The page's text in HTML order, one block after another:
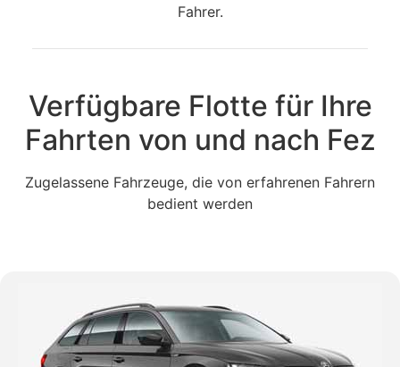
Fahrer.
Verfügbare Flotte für Ihre
Fahrten von und nach Fez
Zugelassene Fahrzeuge, die von erfahrenen Fahrern
bedient werden